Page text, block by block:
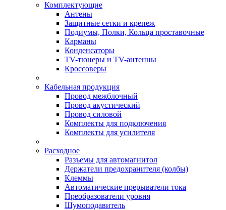
Комплектующие
Антены
Защитные сетки и крепеж
Подиумы, Полки, Кольца проставочные
Карманы
Конденсаторы
TV-тюнеры и TV-антенны
Кроссоверы
Кабельная продукция
Провод межблочный
Провод акустический
Провод силовой
Комплекты для подключения
Комплекты для усилителя
Расходное
Разъемы для автомагнитол
Держатели предохранителя (колбы)
Клеммы
Автоматические прерыватели тока
Преобразователи уровня
Шумоподавитель